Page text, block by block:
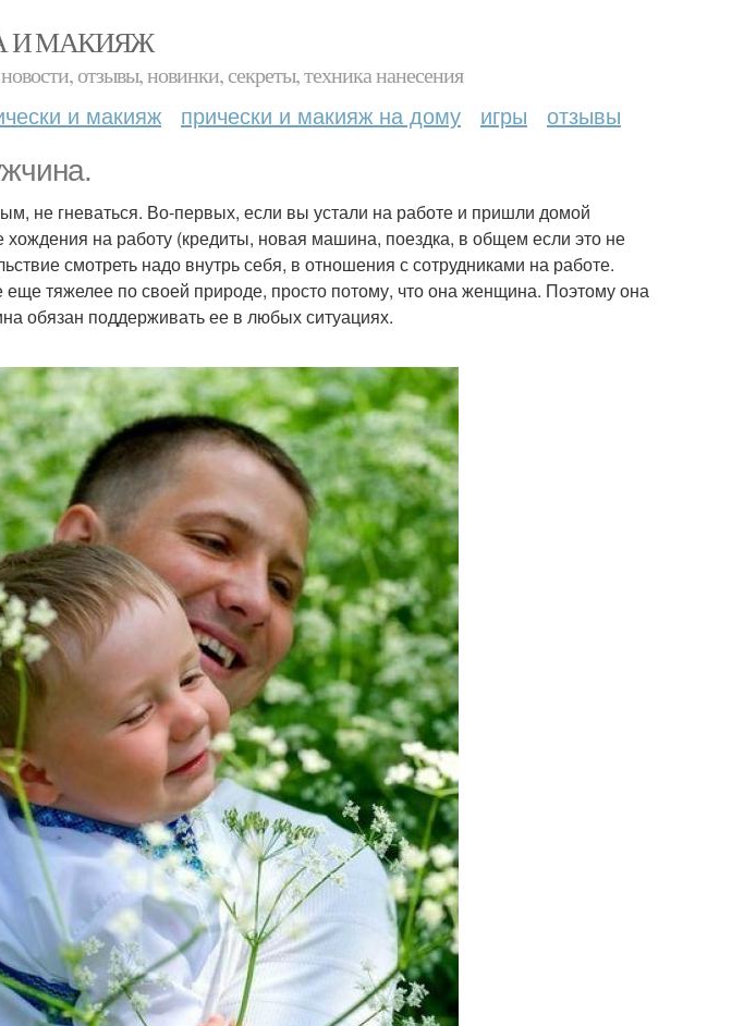
И МАКИЯЖ
отзывы, новинки, секреты, техника нанесения
и макияж прически и макияж на дому игры отзывы
не гневаться. Во-первых, если вы устали на работе и пришли домой
на работу (кредиты, новая машина, поездка, в общем если это не
смотреть надо внутрь себя, в отношения с сотрудниками на работе.
тяжелее по своей природе, просто потому, что она женщина. Поэтому она
обязан поддерживать ее в любых ситуациях.